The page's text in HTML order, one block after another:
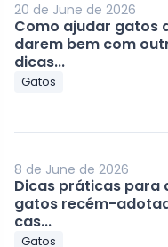
20 de June de 2026
Como ajudar gatos
darem bem com
dicas...
Gatos
8 de June de 2026
Dicas práticas para
gatos recém-
cas...
Gatos